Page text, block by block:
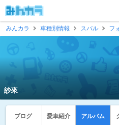
みんカラ
車種別情報 スバル フ
紗來
ブログ 愛車紹介 アルバム